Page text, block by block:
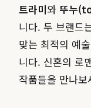
트라미와 뚜누
니다. 두 브랜드
맞는 최적의 예
니다. 신혼의 로
작품들을 만나보